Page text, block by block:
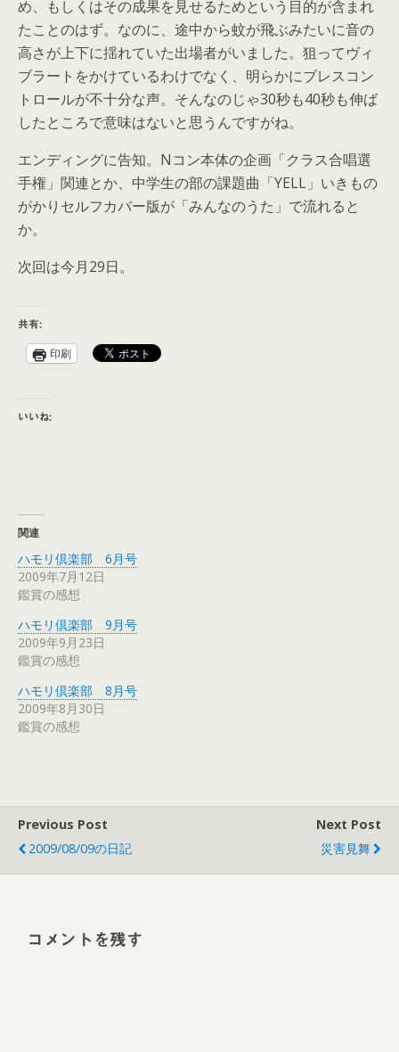
め、もしくはその成果を見せるためという目的が含まれ
たことのはず。なのに、途中から蚊が飛ぶみたいに音の
高さが上下に揺れていた出場者がいました。狙ってヴィ
ブラートをかけているわけでなく、明らかにブレスコン
トロールが不十分な声。そんなのじゃ30秒も40秒も伸ば
したところで意味はないと思うんですがね。
エンディングに告知。Nコン本体の企画「クラス合唱選
手権」関連とか、中学生の部の課題曲「YELL」いきもの
がかりセルフカバー版が「みんなのうた」で流れると
か。
次回は今月29日。
共有:
印刷
いいね:
関連
ハモリ倶楽部 6月号
2009年7月12日
鑑賞の感想
ハモリ倶楽部 9月号
2009年9月23日
鑑賞の感想
ハモリ倶楽部 8月号
2009年8月30日
鑑賞の感想
Previous Post
2009/08/09の日記
Next Post
災害見舞
コメントを残す